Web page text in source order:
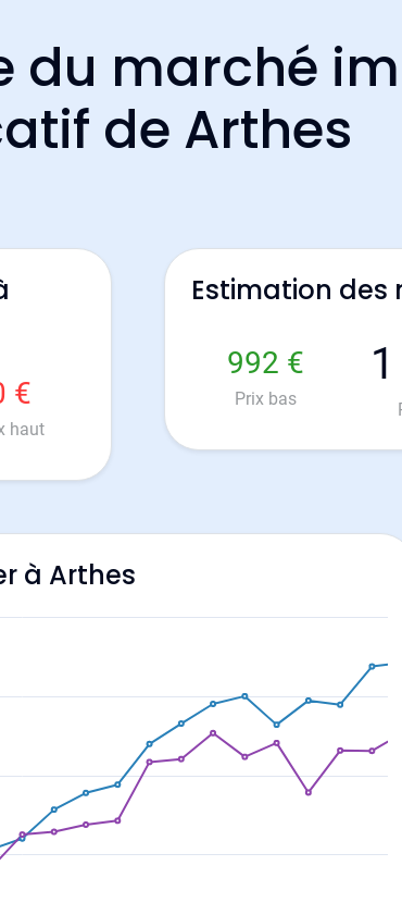
du marché
de Arthes
€
haut
Estimation des
992 €
Prix bas
à Arthes